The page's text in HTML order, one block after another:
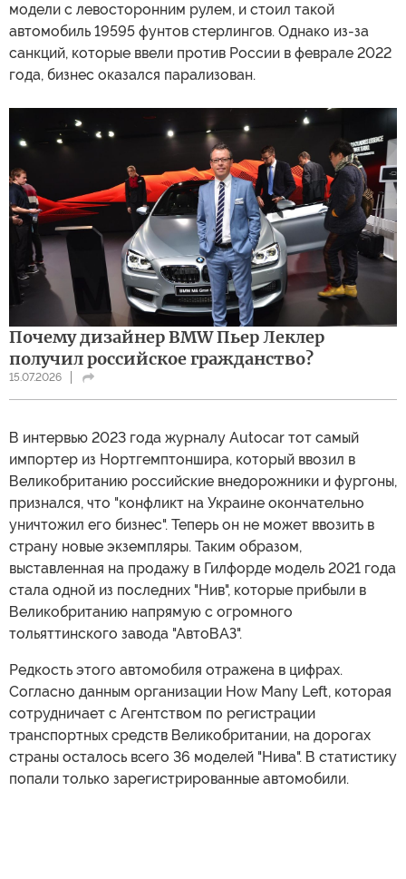
модели с левосторонним рулем, и стоил такой
автомобиль 19595 фунтов стерлингов. Однако из-за
санкций, которые ввели против России в феврале 2022
года, бизнес оказался парализован.
Почему дизайнер BMW Пьер Леклер
получил российское гражданство?
15.07.2026
В интервью 2023 года журналу Autocar тот самый
импортер из Нортгемптоншира, который ввозил в
Великобританию российские внедорожники и фургоны,
признался, что "конфликт на Украине окончательно
уничтожил его бизнес". Теперь он не может ввозить в
страну новые экземпляры. Таким образом,
выставленная на продажу в Гилфорде модель 2021 года
стала одной из последних "Нив", которые прибыли в
Великобританию напрямую с огромного
тольяттинского завода "АвтоВАЗ".
Редкость этого автомобиля отражена в цифрах.
Согласно данным организации How Many Left, которая
сотрудничает с Агентством по регистрации
транспортных средств Великобритании, на дорогах
страны осталось всего 36 моделей "Нива". В статистику
попали только зарегистрированные автомобили.